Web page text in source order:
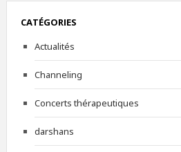
CATÉGORIES
Actualités
Channeling
Concerts thérapeutiques
darshans